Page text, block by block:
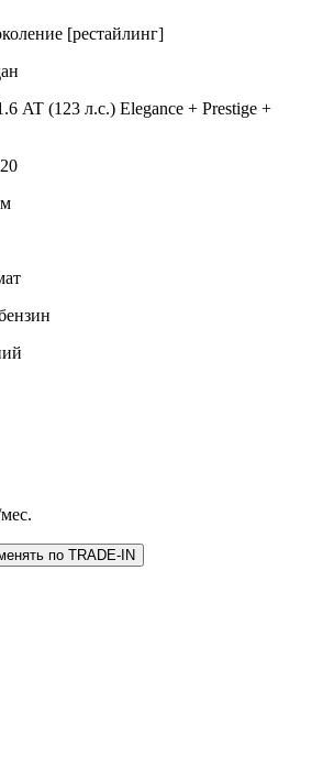
[рестайлинг]
AT (123 л.с.) Elegance + Prestige +
по TRADE-IN